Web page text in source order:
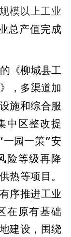
模以上工业
总产值完成
《柳城县工
，多渠道加
施和综合服
中区整改提
一园一策”安
险等级再降
热等项目。
有序推进工业
在原有基础
建设，围绕